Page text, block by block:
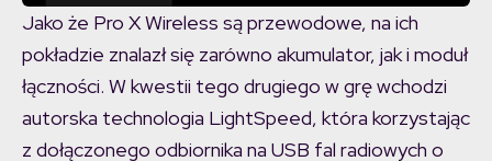
Jako że Pro X Wireless są przewodowe, na ich
pokładzie znalazł się zarówno akumulator, jak i moduł
łączności. W kwestii tego drugiego w grę wchodzi
autorska technologia LightSpeed, która korzystając
z dołączonego odbiornika na USB fal radiowych o